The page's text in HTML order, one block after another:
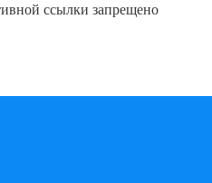
ссылки запрещено